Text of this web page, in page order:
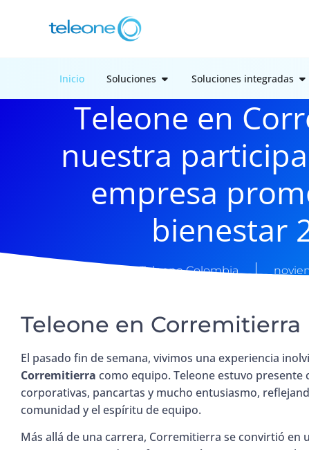
Inicio Soluciones Soluciones integradas
Teleone en
nuestra
empresa
bienestar
Teleone Colombia
Teleone en Corremitierra
El pasado fin de semana, vivimos una experiencia
Corremitierra como equipo. Teleone estuvo presente
corporativas, pancartas y mucho entusiasmo,
comunidad y el espíritu de equipo.
Más allá de una carrera, Corremitierra se convirtió